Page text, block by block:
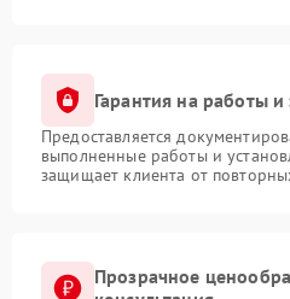
Гарантия на работы и
Предоставляется
выполненные работы и
защищает клиента от
Прозрачное